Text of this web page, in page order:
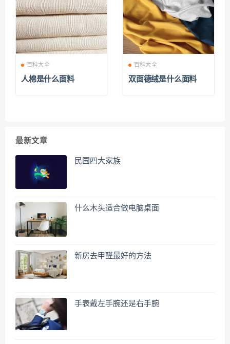
百科大全
人棉是什么面料
百科大全
双面德绒是什么面料
最新文章
民国四大家族
什么木头适合做电脑桌面
新房去甲醛最好的方法
手表戴左手腕还是右手腕